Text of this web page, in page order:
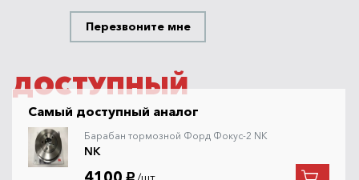
Перезвоните мне
ДОСТУПНЫЙ
Самый доступный аналог
Барабан тормозной Форд Фокус-2 NK
NK
руб.